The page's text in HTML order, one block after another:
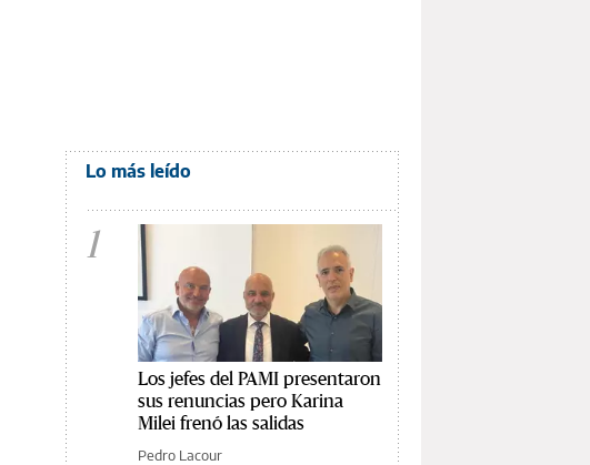
Lo más leído
1
Los jefes del PAMI presentaron
sus renuncias pero Karina
Milei frenó las salidas
Pedro Lacour